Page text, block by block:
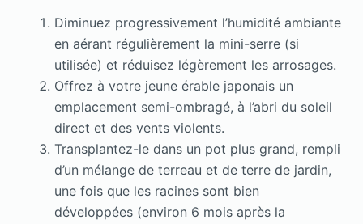
Diminuez progressivement l’humidité ambiante
en aérant régulièrement la mini-serre (si
utilisée) et réduisez légèrement les arrosages.
Offrez à votre jeune érable japonais un
emplacement semi-ombragé, à l’abri du soleil
direct et des vents violents.
Transplantez-le dans un pot plus grand, rempli
d’un mélange de terreau et de terre de jardin,
une fois que les racines sont bien
développées (environ 6 mois après la